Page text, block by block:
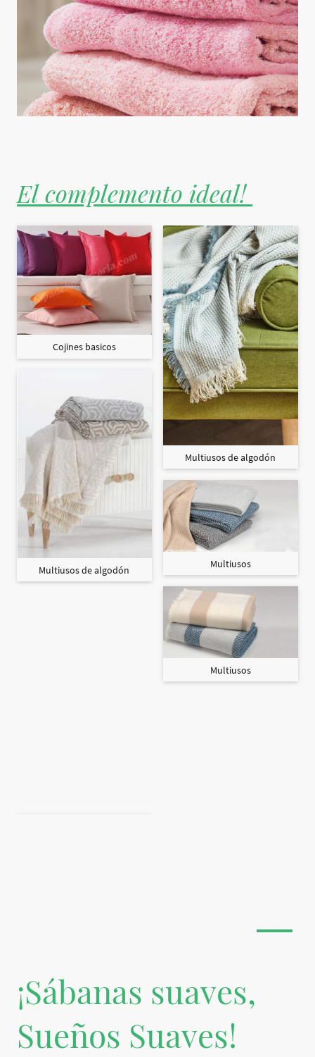
El complemento ideal!
Cojines basicos
Multiusos de algodón
Multiusos de algodón
Multiusos
Multiusos
¡Sábanas suaves,
Sueños Suaves!